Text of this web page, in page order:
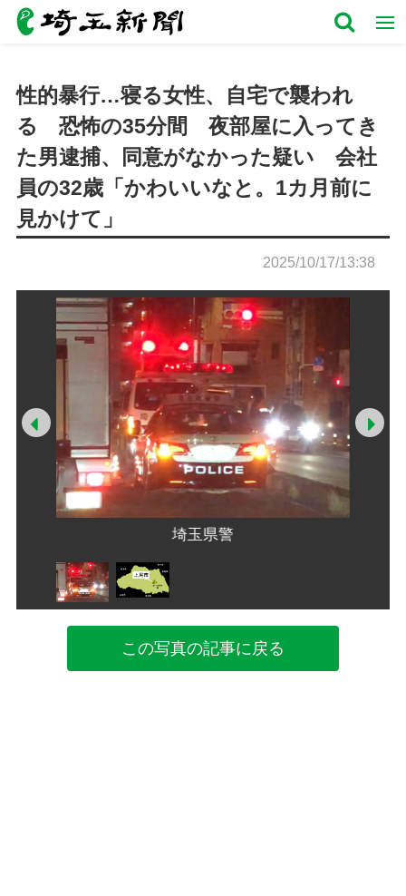
性的暴行…寝る女性、自宅で襲われ
る 恐怖の35分間 夜部屋に入ってき
た男逮捕、同意がなかった疑い 会社
員の32歳「かわいいなと。1カ月前に
見かけて」
2025/10/17/13:38
埼玉県警
Prev
この写真の記事に戻る